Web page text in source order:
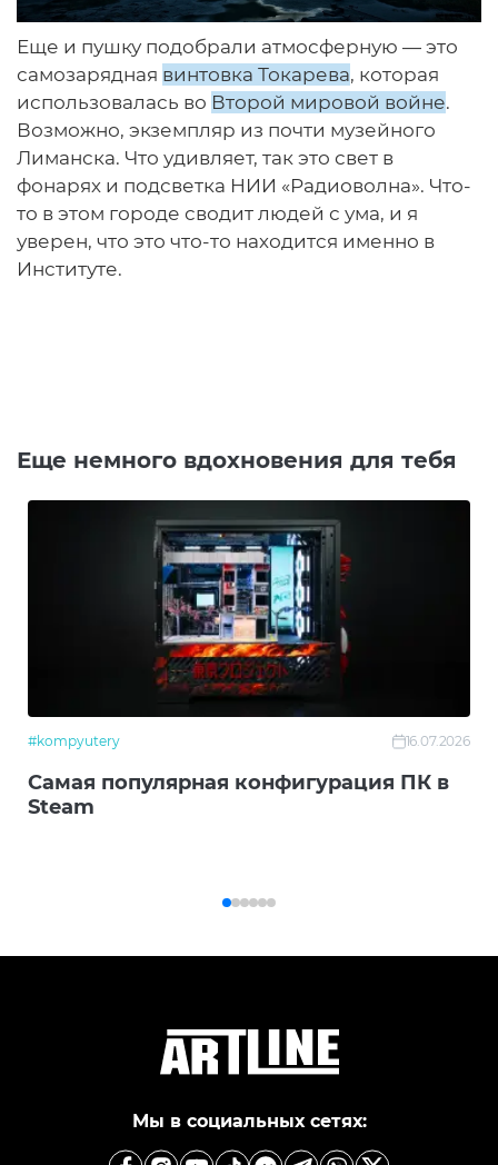
Еще и пушку подобрали атмосферную — это
самозарядная винтовка Токарева, которая
использовалась во Второй мировой войне.
Возможно, экземпляр из почти музейного
Лиманска. Что удивляет, так это свет в
фонарях и подсветка НИИ «Радиоволна». Что-
то в этом городе сводит людей с ума, и я
уверен, что это что-то находится именно в
Институте.
Еще немного вдохновения для тебя
#kompyutery 16.07.2026
Самая популярная конфигурация ПК в
Steam
Мы в социальных сетях: